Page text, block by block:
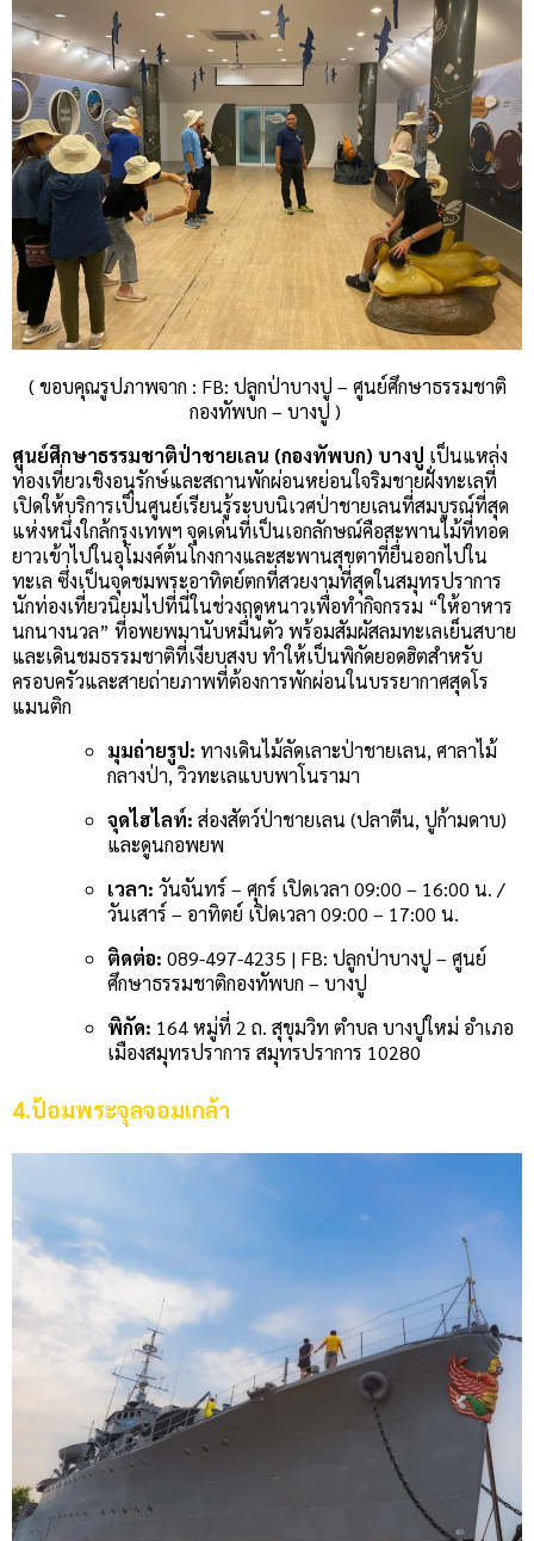
( ขอบคุณรูปภาพจาก : FB: ปลูกป่าบางปู – ศูนย์ศึกษาธรรมชาติ
กองทัพบก – บางปู )
ศูนย์ศึกษาธรรมชาติป่าชายเลน (กองทัพบก) บางปู เป็นแหล่ง
ท่องเที่ยวเชิงอนุรักษ์และสถานพักผ่อนหย่อนใจริมชายฝั่งทะเลที่
เปิดให้บริการเป็นศูนย์เรียนรู้ระบบนิเวศป่าชายเลนที่สมบูรณ์ที่สุด
แห่งหนึ่งใกล้กรุงเทพฯ จุดเด่นที่เป็นเอกลักษณ์คือสะพานไม้ที่ทอด
ยาวเข้าไปในอุโมงค์ต้นโกงกางและสะพานสุขตาที่ยื่นออกไปใน
ทะเล ซึ่งเป็นจุดชมพระอาทิตย์ตกที่สวยงามที่สุดในสมุทรปราการ
นักท่องเที่ยวนิยมไปที่นี่ในช่วงฤดูหนาวเพื่อทำกิจกรรม “ให้อาหาร
นกนางนวล” ที่อพยพมานับหมื่นตัว พร้อมสัมผัสลมทะเลเย็นสบาย
และเดินชมธรรมชาติที่เงียบสงบ ทำให้เป็นพิกัดยอดฮิตสำหรับ
ครอบครัวและสายถ่ายภาพที่ต้องการพักผ่อนในบรรยากาศสุดโร
แมนติก
มุมถ่ายรูป: ทางเดินไม้ลัดเลาะป่าชายเลน, ศาลาไม้
กลางป่า, วิวทะเลแบบพาโนรามา
จุดไฮไลท์: ส่องสัตว์ป่าชายเลน (ปลาตีน, ปูก้ามดาบ)
และดูนกอพยพ
เวลา: วันจันทร์ – ศุกร์ เปิดเวลา 09:00 – 16:00 น. /
วันเสาร์ – อาทิตย์ เปิดเวลา 09:00 – 17:00 น.
ติดต่อ: 089-497-4235 | FB: ปลูกป่าบางปู – ศูนย์
ศึกษาธรรมชาติกองทัพบก – บางปู
พิกัด: 164 หมู่ที่ 2 ถ. สุขุมวิท ตำบล บางปูใหม่ อำเภอ
เมืองสมุทรปราการ สมุทรปราการ 10280
4.ป้อมพระจุลจอมเกล้า